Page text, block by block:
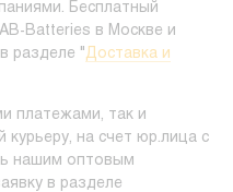
Бесплатный
Batteries в Москве и
разделе "Доставка и
платежами, так и
на счет юр.лица с
нашим оптовым
в разделе